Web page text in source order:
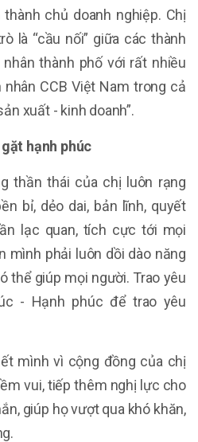
chủ doanh nghiệp. Chị
là “cầu nối” giữa các thành
thành phố với rất nhiều
nhân CCB Việt Nam trong cả
xuất - kinh doanh”.
hạnh phúc
thần thái của chị luôn rạng
bỉ, dẻo dai, bản lĩnh, quyết
lạc quan, tích cực tới mọi
mình phải luôn dồi dào năng
thể giúp mọi người. Trao yêu
- Hạnh phúc để trao yêu
mình vì cộng đồng của chị
vui, tiếp thêm nghị lực cho
giúp họ vượt qua khó khăn,